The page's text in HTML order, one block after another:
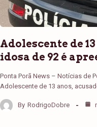
Adolescente de
idosa de 92 é
Ponta Porã News – Notícias de
Adolescente de 13 anos,
By RodrigoDobre